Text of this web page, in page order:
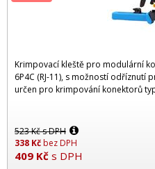
Krimpovací kleště pro modulární
6P4C (RJ-11), s možností odříznutí
určen pro krimpování konektorů
523Kčs DPH
338 Kčbez DPH
409 Kč s DPH